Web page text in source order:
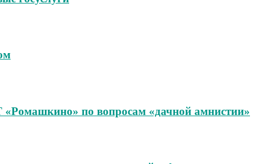
по вопросам «дачной амнистии»